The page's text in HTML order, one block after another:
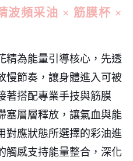
波頻采油 × 筋膜杯 ×
精為能量引導核心，先透
慢節奏，讓身體進入可被
著搭配專業手技與筋膜
塞層層釋放，讓氣血與能
對應狀態所選擇的彩油進
觸感支持能量整合，深化